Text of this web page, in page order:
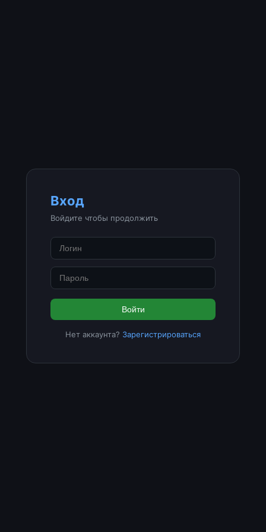
Вход
Войдите чтобы продолжить
Войти
Нет аккаунта? Зарегистрироваться